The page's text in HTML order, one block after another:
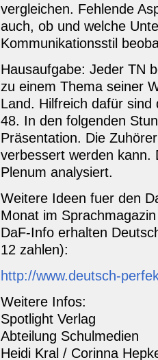
vergleichen. Fehlende
auch, ob und welche
Kommunikationsstil
Hausaufgabe: Jeder TN
zu einem Thema seiner
Land. Hilfreich dafür
48. In den folgenden
Präsentation. Die
verbessert werden kann.
Plenum analysiert.
Weitere Ideen fuer den
Monat im
DaF-Info erhalten
12 zahlen):
http://www.deutsch-
Weitere Infos:
Spotlight Verlag
Abteilung Schulmedien
Heidi Kral / Corinna